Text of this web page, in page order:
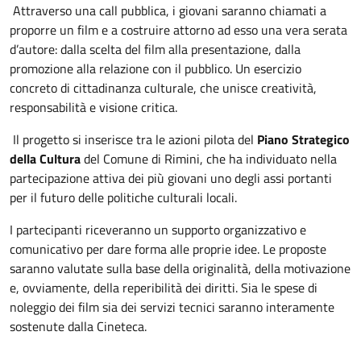
Attraverso una call pubblica, i giovani saranno chiamati a
proporre un film e a costruire attorno ad esso una vera serata
d’autore: dalla scelta del film alla presentazione, dalla
promozione alla relazione con il pubblico. Un esercizio
concreto di cittadinanza culturale, che unisce creatività,
responsabilità e visione critica.
Il progetto si inserisce tra le azioni pilota del Piano Strategico
della Culturadel Comune di Rimini, che ha individuato nella
partecipazione attiva dei più giovani uno degli assi portanti
per il futuro delle politiche culturali locali.
I partecipanti riceveranno un supporto organizzativo e
comunicativo per dare forma alle proprie idee. Le proposte
saranno valutate sulla base della originalità, della motivazione
e, ovviamente, della reperibilità dei diritti. Sia le spese di
noleggio dei film sia dei servizi tecnici saranno interamente
sostenute dalla Cineteca.